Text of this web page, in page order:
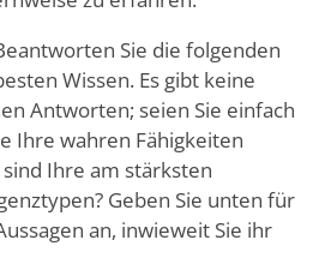
Sie die folgenden
Wissen. Es gibt keine
Antworten; seien Sie einfach
Ihre wahren Fähigkeiten
Ihre am stärksten
Geben Sie unten für
an, inwieweit Sie ihr